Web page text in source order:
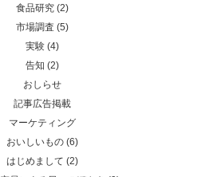
食品研究 (2)
市場調査 (5)
実験 (4)
告知 (2)
おしらせ
記事広告掲載
マーケティング
おいしいもの (6)
はじめまして (2)